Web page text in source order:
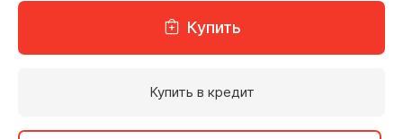
Купить
Купить в кредит